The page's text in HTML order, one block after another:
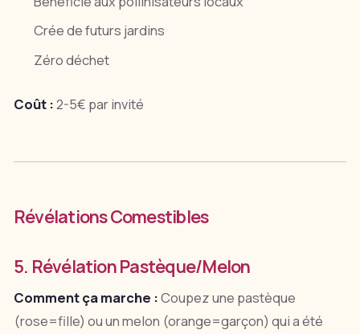
Crée de futurs jardins
Zéro déchet
Coût :2-5€ par invité
Révélations Comestibles
5. Révélation Pastèque/Melon
Comment ça marche :Coupez une pastèque
(rose=fille) ou un melon (orange=garçon) qui a été